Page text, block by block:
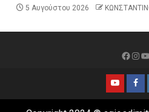
5 Αυγούστου 2026